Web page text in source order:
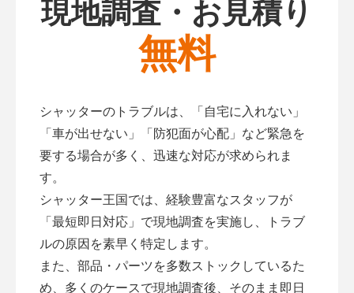
現地調査・お見積り
無料
シャッターのトラブルは、「自宅に入れない」
「車が出せない」「防犯面が心配」など緊急を
要する場合が多く、迅速な対応が求められま
す。
シャッター王国では、経験豊富なスタッフが
「最短即日対応」で現地調査を実施し、トラブ
ルの原因を素早く特定します。
また、部品・パーツを多数ストックしているた
め、多くのケースで現地調査後、そのまま即日